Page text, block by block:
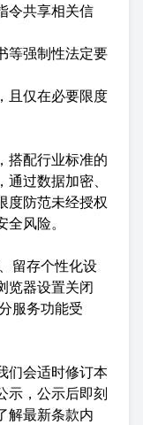
令共享相关信
等强制性法定要
且仅在必要限度
搭配行业标准的
过数据加密、
度防范未经授权
风险。
留存个性化设
览器设置关闭
服务功能受
们会适时修订本
示，公示后即刻
解最新条款内